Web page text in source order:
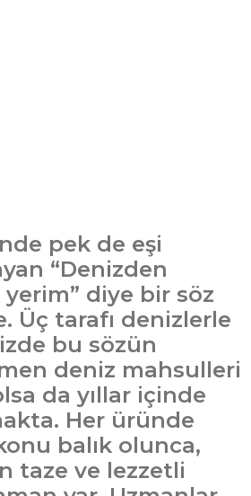
pek de eşi
“Denizden
yerim” diye bir söz
Üç tarafı denizlerle
bu sözün
deniz mahsulleri
da yıllar içinde
Her üründe
balık olunca,
taze ve lezzetli